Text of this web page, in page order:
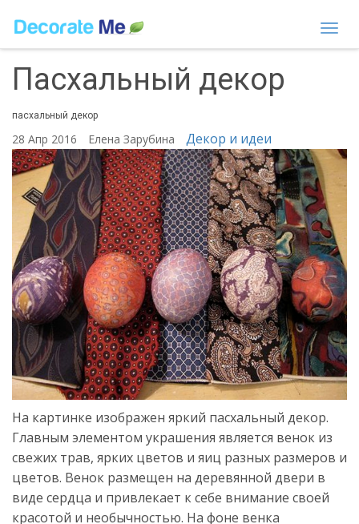
Пасхальный декор
пасхальный декор
28 Апр 2016 Елена Зарубина Декор и идеи
На картинке изображен яркий пасхальный декор.
Главным элементом украшения является венок из
свежих трав, ярких цветов и яиц разных размеров и
цветов. Венок размещен на деревянной двери в
виде сердца и привлекает к себе внимание своей
красотой и необычностью. На фоне венка